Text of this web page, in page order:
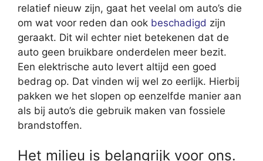
relatief nieuw zijn, gaat het veelal om auto’s die
om wat voor reden dan ook beschadigd zijn
geraakt. Dit wil echter niet betekenen dat de
auto geen bruikbare onderdelen meer bezit.
Een elektrische auto levert altijd een goed
bedrag op. Dat vinden wij wel zo eerlijk. Hierbij
pakken we het slopen op eenzelfde manier aan
als bij auto’s die gebruik maken van fossiele
brandstoffen.
Het milieu is belangrijk voor ons.